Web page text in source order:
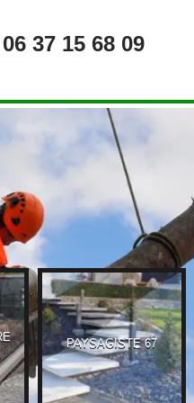
06 37 15 68 09
PAYSAGISTE 67